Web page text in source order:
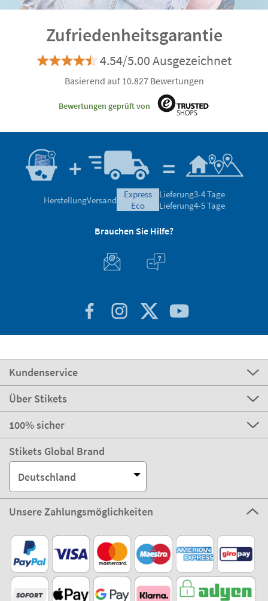
Zufriedenheitsgarantie
4.54/5.00 Ausgezeichnet
Basierend auf 10.827 Bewertungen
Bewertungen geprüft von
HerstellungVersand
express
eco
Lieferung3-4 Tage
Lieferung4-5 Tage
Brauchen Sie Hilfe?
Kundenservice
Über Stikets
100% sicher
Stikets Global Brand
Deutschland
Unsere Zahlungsmöglichkeiten